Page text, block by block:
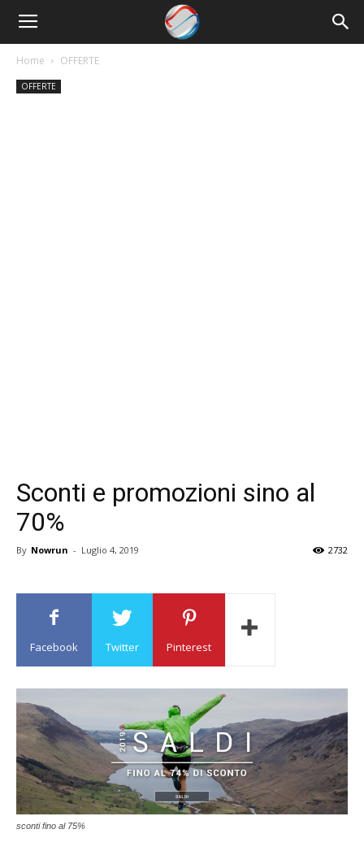
Nowrun
Home OFFERTE
OFFERTE
Sconti e promozioni sino al
70%
By Nowrun - Luglio 4, 2019 2732
Facebook Twitter Pinterest
sconti fino al 75%